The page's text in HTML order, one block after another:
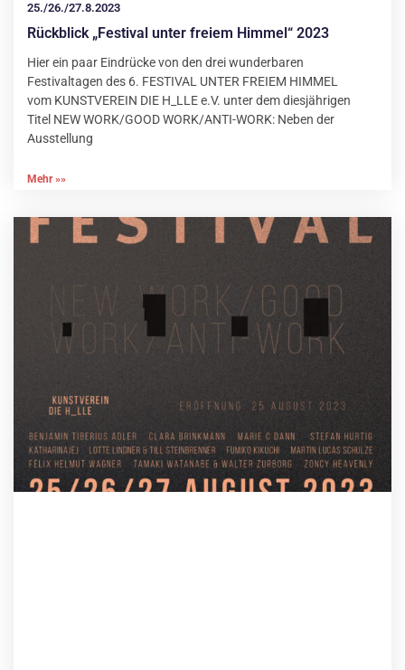
25./26./27.8.2023
Rückblick „Festival unter freiem Himmel“ 2023
Hier ein paar Eindrücke von den drei wunderbaren
Festivaltagen des 6. FESTIVAL UNTER FREIEM HIMMEL
vom KUNSTVEREIN DIE H_LLE e.V. unter dem diesjährigen
Titel NEW WORK/GOOD WORK/ANTI-WORK: Neben der
Ausstellung
Mehr »»